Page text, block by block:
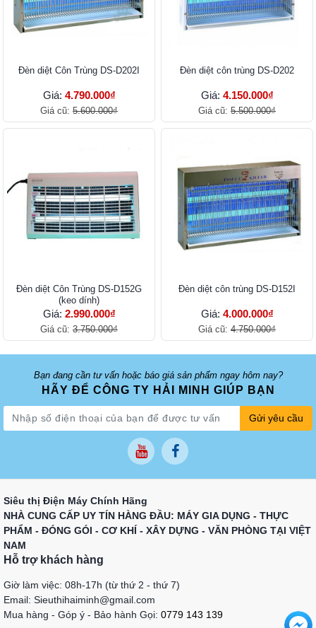
Đèn diệt Côn Trùng DS-D202I
Giá: 4.790.000₫
Giá cũ: 5.600.000₫
Đèn diệt côn trùng DS-D202
Giá: 4.150.000₫
Giá cũ: 5.500.000₫
Đèn diệt Côn Trùng DS-D152G
(keo dính)
Giá: 2.990.000₫
Giá cũ: 3.750.000₫
Đèn diệt côn trùng DS-D152I
Giá: 4.000.000₫
Giá cũ: 4.750.000₫
Bạn đang cần tư vấn hoặc báo giá sản phẩm ngay hôm nay?
HÃY ĐỂ CÔNG TY HẢI MINH GIÚP BẠN
Gửi yêu cầu
Siêu thị Điện Máy Chính Hãng
NHÀ CUNG CẤP UY TÍN HÀNG ĐẦU: MÁY GIA DỤNG - THỰC
PHẨM - ĐÓNG GÓI - CƠ KHÍ - XÂY DỰNG - VĂN PHÒNG TẠI VIỆT
NAM
Hỗ trợ khách hàng
Giờ làm việc: 08h-17h (từ thứ 2 - thứ 7)
Email: Sieuthihaiminh@gmail.com
Mua hàng - Góp ý - Bảo hành Gọi: 0779 143 139